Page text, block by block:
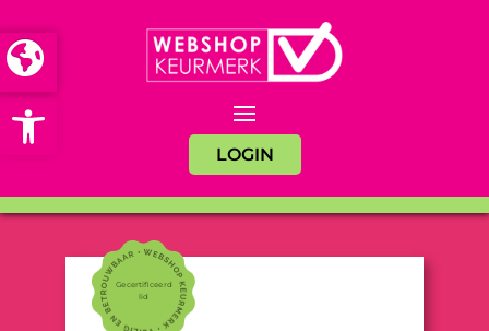
Open toolbar
LOGIN
Gecertificeerd
lid